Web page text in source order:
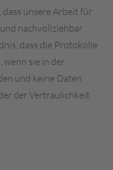
unsere Arbeit für
nachvollziehbar
dass die Protokolle
sie in der
und keine Daten
der Vertraulichkeit